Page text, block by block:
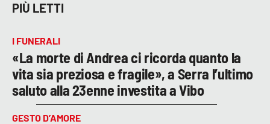
PIÙ LETTI
I FUNERALI
«La morte di Andrea ci ricorda quanto la
vita sia preziosa e fragile», a Serra l’ultimo
saluto alla 23enne investita a Vibo
GESTO D’AMORE